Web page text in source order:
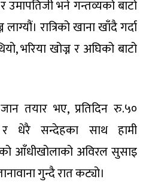
उमापतिजी भने गन्तव्यको बाटो
रात्रिको खाना खाँदै गर्दा
भरिया खोज्न र अघिको बाटो
तयार भए, प्रतिदिन रु.५०
र धेरै सन्देहका साथ हामी
आँधीखोलाको अविरल सुसाइ
गुन्दै रात कट्यो।